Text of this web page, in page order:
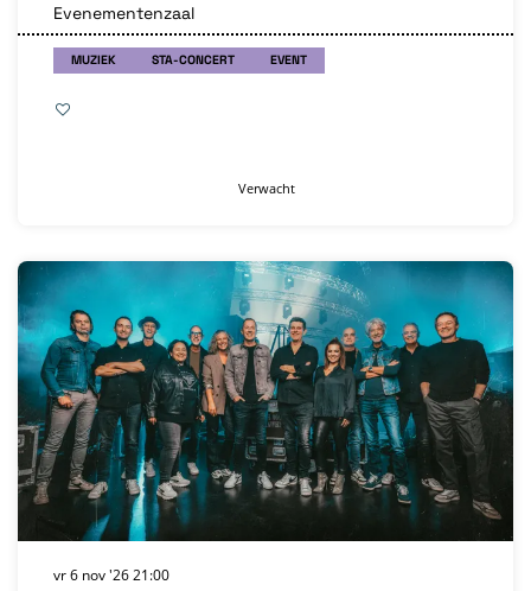
Evenementenzaal
MUZIEK STA-CONCERT EVENT
Verwacht
vr 6 nov '2621:00